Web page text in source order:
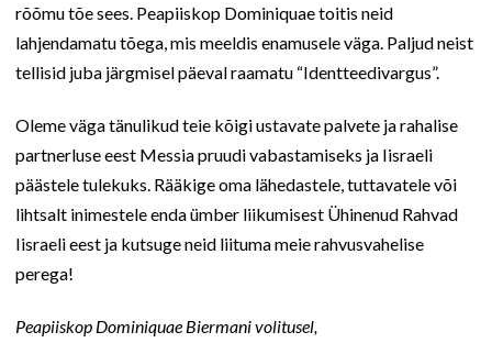
rõõmu tõe sees. Peapiiskop Dominiquae toitis neid
lahjendamatu tõega, mis meeldis enamusele väga. Paljud neist
tellisid juba järgmisel päeval raamatu “Identteedivargus”.
Oleme väga tänulikud teie kõigi ustavate palvete ja rahalise
partnerluse eest Messia pruudi vabastamiseks ja Iisraeli
päästele tulekuks. Rääkige oma lähedastele, tuttavatele või
lihtsalt inimestele enda ümber liikumisest Ühinenud Rahvad
Iisraeli eest ja kutsuge neid liituma meie rahvusvahelise
perega!
Peapiiskop Dominiquae Biermani volitusel,